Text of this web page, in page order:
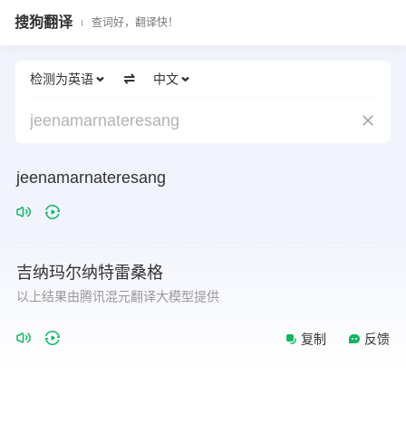
搜狗翻译 查词好，翻译快！
检测为英语 中文
jeenamarnateresang
jeenamarnateresang
吉纳玛尔纳特雷桑格
以上结果由腾讯混元翻译大模型提供
复制 反馈